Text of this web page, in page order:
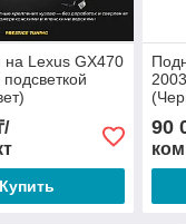
на Lexus GX470
Купить
90